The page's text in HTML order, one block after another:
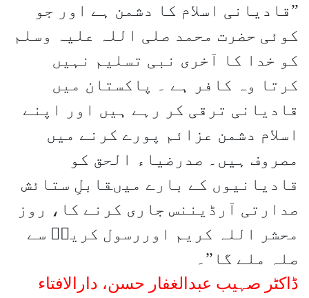
”قادیانی اسلام کا دشمن ہے اور جو
کوئی حضرت محمد صلی اللہ علیہ وسلم
کو خدا کا آخری نبی تسلیم نہیں
کرتا وہ کافر ہے ۔ پاکستان میں
قادیانی ترقی کر رہے ہیں اور اپنے
اسلام دشمن عزائم پورے کرنے میں
مصروف ہیں۔ صدرضیاء الحق کو
قادیانیوں کے بارے میںقابلِ ستائش
صدارتی آرڈیننس جاری کرنے کا، روز
محشر اللہ کریم اوررسول کریمۖ سے
صلہ ملے گا”۔
ڈاکٹر صہیب عبدالغفار حسن، دارالافتاء